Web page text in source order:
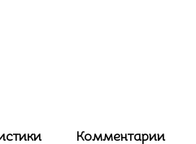
Комментарии